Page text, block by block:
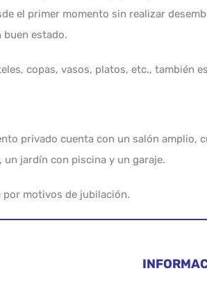
el primer momento sin realizar
buen estado.
copas, vasos, platos, etc., también
privado cuenta con un salón amplio,
un jardín con piscina y un garaje.
por motivos de jubilación.